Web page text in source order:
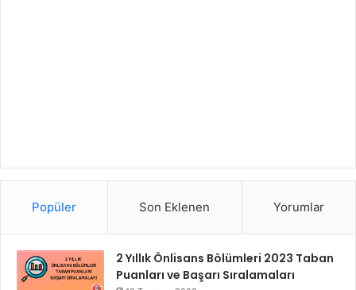
Popüler Son Eklenen Yorumlar
2 Yıllık Önlisans Bölümleri 2023 Taban
Puanları ve Başarı Sıralamaları